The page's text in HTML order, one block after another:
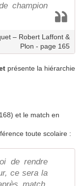
champion
– Robert Laffont &
Plon - page 165
présente la hiérarchie
et le match en
toute scolaire :
de rendre
ce sera la